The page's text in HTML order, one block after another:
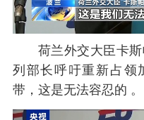
荷兰外交大臣卡
列部长呼吁重新占领
带，这是无法容忍的 。